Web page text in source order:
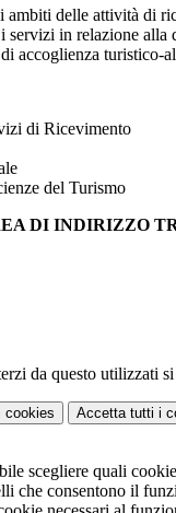
ambiti delle attività di
servizi in relazione alla
accoglienza turistico-
di Ricevimento
del Turismo
DI INDIRIZZO
da questo utilizzati
cookies Accetta tutti i
scegliere quali
che consentono il